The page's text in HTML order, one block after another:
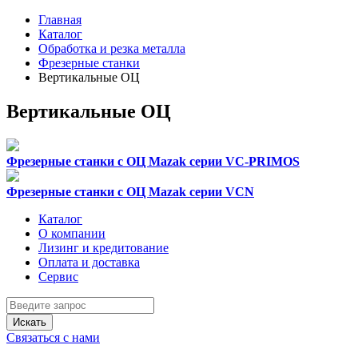
Главная
Каталог
Обработка и резка металла
Фрезерные станки
Вертикальные ОЦ
Вертикальные ОЦ
Фрезерные станки с ОЦ Mazak серии VC-PRIMOS
Фрезерные станки с ОЦ Mazak серии VCN
Каталог
О компании
Лизинг и кредитование
Оплата и доставка
Сервис
Искать
Связаться с нами